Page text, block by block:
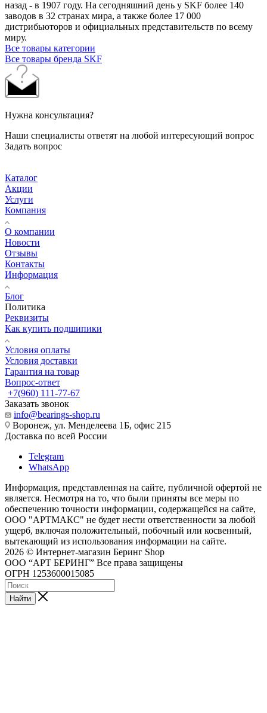
назад - в 1907 году. На сегодняшний день у SKF более 140
заводов в 32 странах мира, а также более 17 000
дистрибьюторов и официальных представительств по всему
миру.
Все товары категории
Все товары бренда SKF
Нужна консультация?
Наши специалисты ответят на любой интересующий вопрос
Задать вопрос
Каталог
Акции
Услуги
Компания
О компании
Новости
Отзывы
Контакты
Информация
Блог
Политика
Реквизиты
Как купить подшипики
Условия оплаты
Условия доставки
Гарантия на товар
Вопрос-ответ
+7(960) 111-77-67
Заказать звонок
info@bearings-shop.ru
Воронеж, ул. Менделеева 1Б, офис 215
Доставка по всей России
Telegram
WhatsApp
Информация, представленная на сайте, публичной офертой не
является. Несмотря на то, что были приняты все меры по
обеспечению точности информации, содержащейся на сайте,
ООО "АРТМАКС" не будет нести ответственности за любой
ущерб, включая положительный, побочный или косвенный,
вытекающий из использования информации на сайте.
2026 © Интернет-магазин Беринг Shop
ООО “АРТ БЕРИНГ” Все права защищены
ОГРН 1253600015085
Найти